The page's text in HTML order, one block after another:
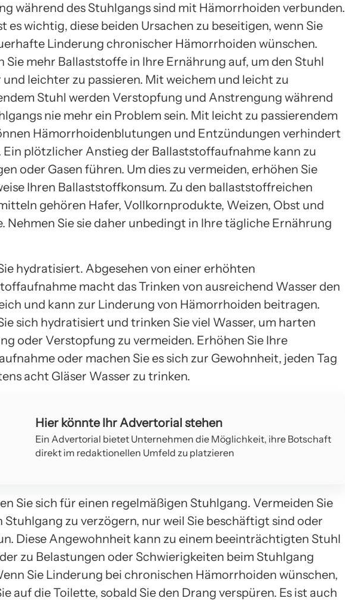
während des Stuhlgangs sind mit Hämorrhoiden verbunden.
es wichtig, diese beiden Ursachen zu beseitigen, wenn Sie
Linderung chronischer Hämorrhoiden wünschen.
Sie mehr Ballaststoffe in Ihre Ernährung auf, um den Stuhl
leichter zu passieren. Mit weichem und leicht zu
Stuhl werden Verstopfung und Anstrengung während
nie mehr ein Problem sein. Mit leicht zu passierendem
Hämorrhoidenblutungen und Entzündungen verhindert
Ein plötzlicher Anstieg der Ballaststoffaufnahme kann zu
oder Gasen führen. Um dies zu vermeiden, erhöhen Sie
Ihren Ballaststoffkonsum. Zu den ballaststoffreichen
gehören Hafer, Vollkornprodukte, Weizen, Obst und
Nehmen Sie sie daher unbedingt in Ihre tägliche Ernährung
hydratisiert. Abgesehen von einer erhöhten
macht das Trinken von ausreichend Wasser den
und kann zur Linderung von Hämorrhoiden beitragen.
sich hydratisiert und trinken Sie viel Wasser, um harten
oder Verstopfung zu vermeiden. Erhöhen Sie Ihre
oder machen Sie es sich zur Gewohnheit, jeden Tag
acht Gläser Wasser zu trinken.
Hier könnte Ihr Advertorial stehen
Ein Advertorial bietet Unternehmen die Möglichkeit, ihre Botschaft
direkt im redaktionellen Umfeld zu platzieren
Sie sich für einen regelmäßigen Stuhlgang. Vermeiden Sie
Stuhlgang zu verzögern, nur weil Sie beschäftigt sind oder
Diese Angewohnheit kann zu einem beeinträchtigten Stuhl
zu Belastungen oder Schwierigkeiten beim Stuhlgang
Sie Linderung bei chronischen Hämorrhoiden wünschen,
auf die Toilette, sobald Sie den Drang verspüren. Es ist auch